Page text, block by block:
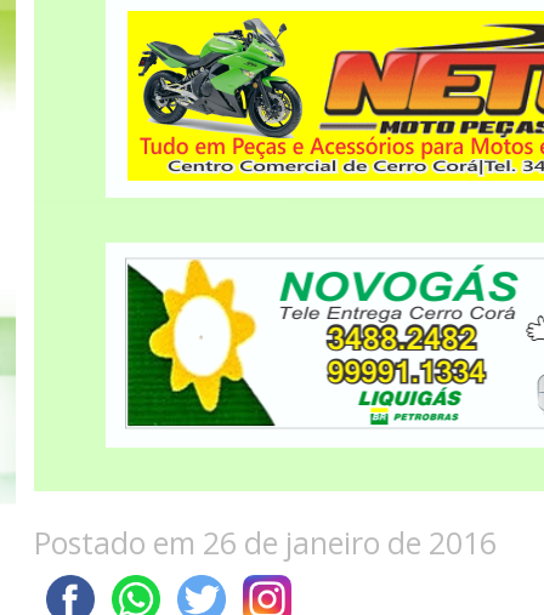
Postado em 26 de janeiro de 2016